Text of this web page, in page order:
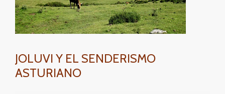
JOLUVI Y EL SENDERISMO
ASTURIANO